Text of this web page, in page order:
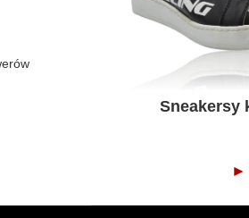
Sneakersy
►